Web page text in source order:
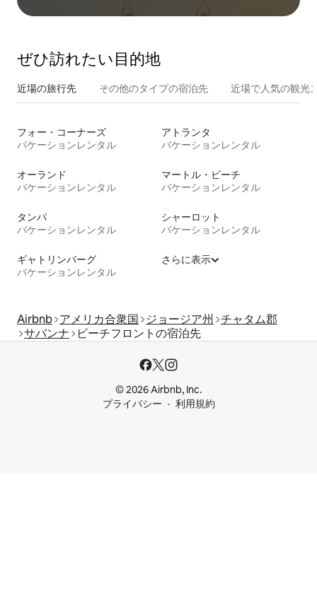
ぜひ訪⁠れ⁠た⁠い目⁠的⁠地
近場の旅行先 その他のタ⁠イ⁠プ⁠の宿⁠泊⁠先 近場で人気の観光
フォー・コーナーズ
バケーションレンタル
アトランタ
バケーションレンタル
オーランド
バケーションレンタル
マートル・ビーチ
バケーションレンタル
タンパ
バケーションレンタル
シャーロット
バケーションレンタル
ギャトリンバーグ
バケーションレンタル
さらに表示
Airbnb アメリカ合衆国 ジョージア州
チャタム郡
サバンナ
ビーチフロントの宿泊先
© 2026 Airbnb, Inc.
プライバシー
利用規約